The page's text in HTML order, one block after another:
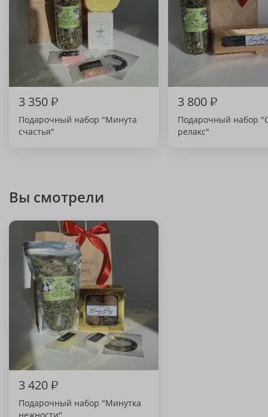
3 350₽
Подарочный набор "Минута
счастья"
3 800₽
Подарочный набор
релакс"
Вы смотрели
3 420₽
Подарочный набор "Минутка